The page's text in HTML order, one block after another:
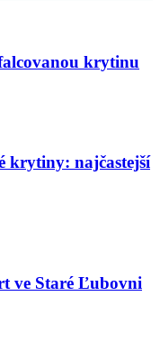
krytinu
krytiny: najčastejší
ve Staré Ľubovni